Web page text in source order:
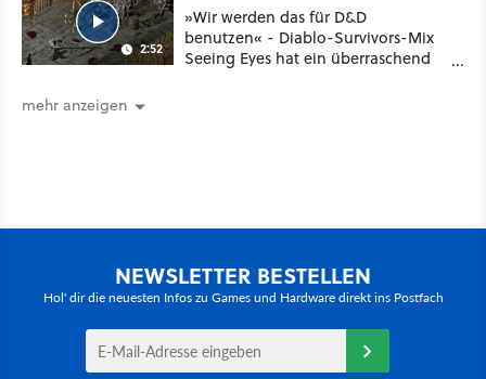
2:52
»Wir werden das für D&D
benutzen« - Diablo-Survivors-Mix
Seeing Eyes hat ein überraschend
mehr anzeigen
NEWSLETTER BESTELLEN
Hol' dir die neuesten Infos zu Games und Hardware direkt ins Postfach